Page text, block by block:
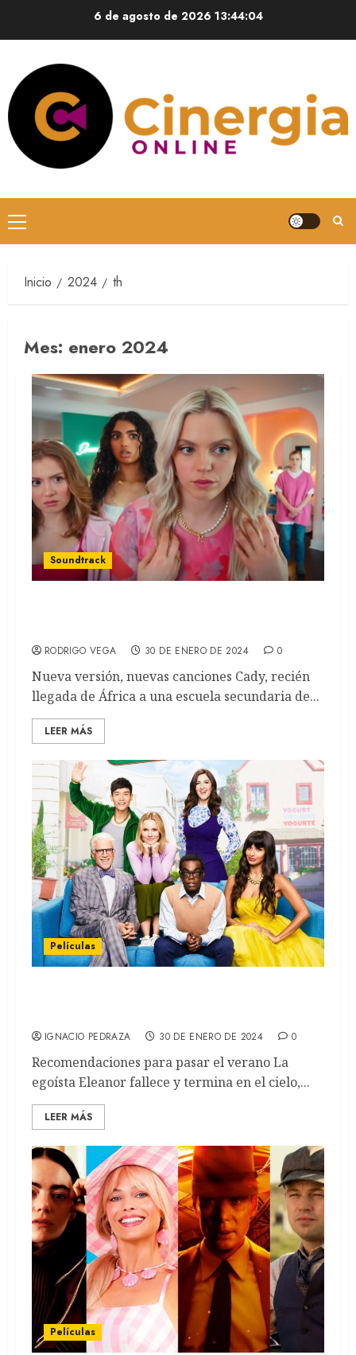
6 de agosto de 2026 13:44:05
Inicio 2024 th
Mes: enero 2024
Soundtrack
RODRIGO VEGA 30 DE ENERO DE 2024 0
Nueva versión, nuevas canciones Cady, recién
llegada de África a una escuela secundaria de...
LEER MÁS
Películas
IGNACIO PEDRAZA 30 DE ENERO DE 2024 0
Recomendaciones para pasar el verano La
egoísta Eleanor fallece y termina en el cielo,...
LEER MÁS
Películas